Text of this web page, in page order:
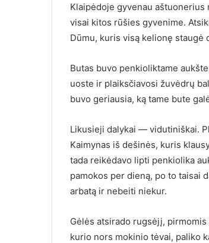
Klaipėdoje gyvenau
visai kitos rūšies gyvenime.
Dūmu, kuris visą kelionę
Butas buvo penkioliktame
uoste ir plaiksčiavosi žuvėdrų
buvo geriausia, ką tame bute
Likusieji dalykai — vidutiniškai.
Kaimynas iš dešinės, kuris
tada reikėdavo lipti penkiolika
pamokos per dieną, po to taisai
arbatą ir nebeiti niekur.
Gėlės atsirado rugsėjį,
kurio nors mokinio tėvai, paliko